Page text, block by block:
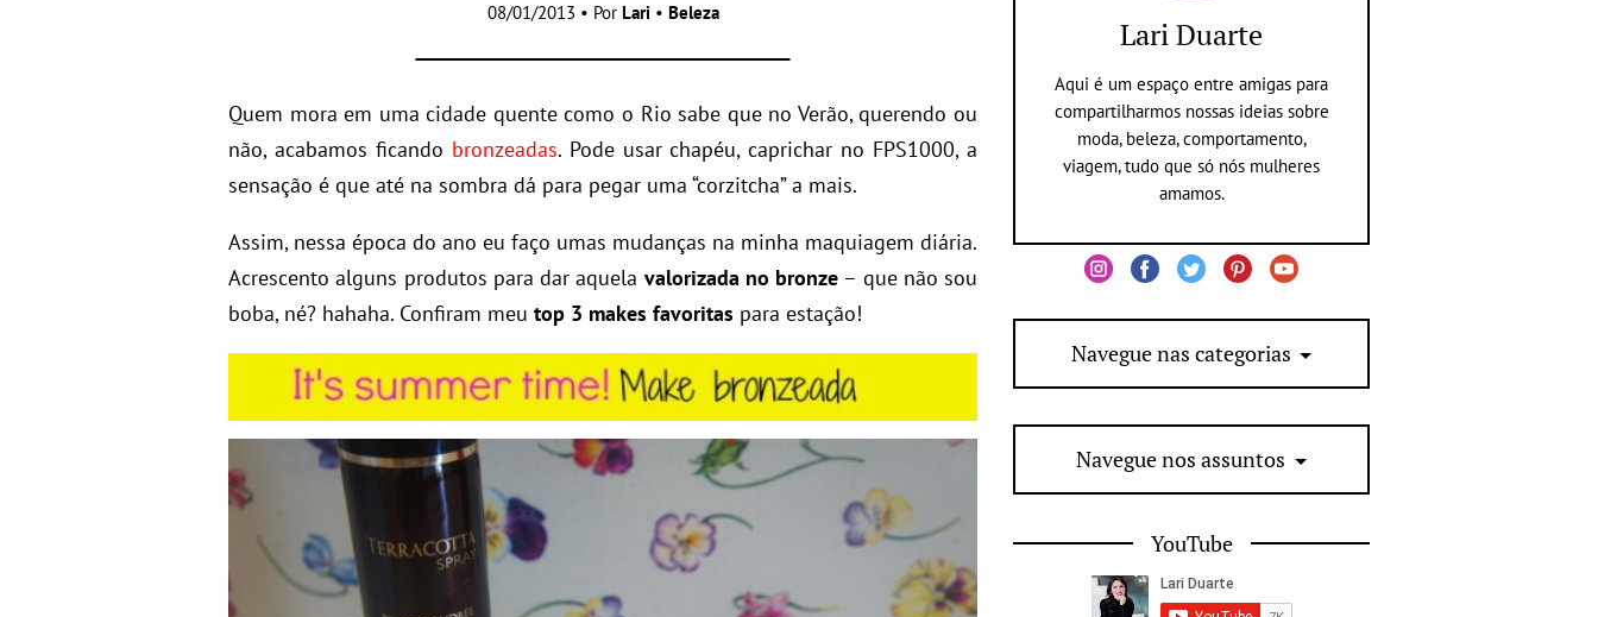
08/01/2013 • Por Lari • Beleza
Quem mora em uma cidade quente como o Rio sabe que no Verão, querendo ou
não, acabamos ficando bronzeadas. Pode usar chapéu, caprichar no FPS1000, a
sensação é que até na sombra dá para pegar uma “corzitcha” a mais.
Assim, nessa época do ano eu faço umas mudanças na minha maquiagem diária.
Acrescento alguns produtos para dar aquela valorizada no bronze – que não sou
boba, né? hahaha. Confiram meu top 3 makes favoritas para estação!
Lari Duarte
Aqui é um espaço entre amigas para
compartilharmos nossas ideias sobre
moda, beleza, comportamento,
viagem, tudo que só nós mulheres
amamos.
Navegue nas categorias
Navegue nos assuntos
YouTube